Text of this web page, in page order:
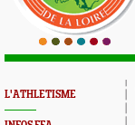
L'ATHLETISME